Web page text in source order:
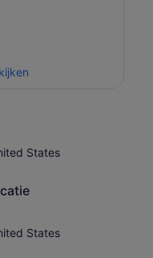
States
States